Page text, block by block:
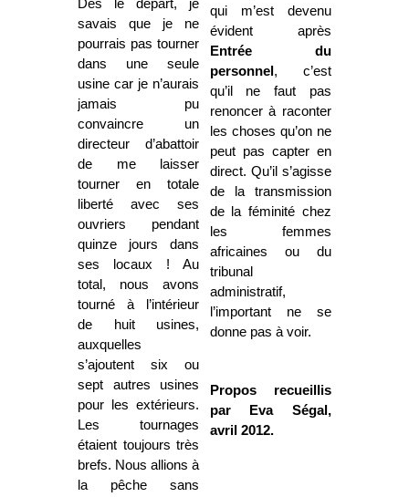
Dès le départ, je
savais que je ne
pourrais pas tourner
dans une seule
usine car je n’aurais
jamais pu
convaincre un
directeur d’abattoir
de me laisser
tourner en totale
liberté avec ses
ouvriers pendant
quinze jours dans
ses locaux ! Au
total, nous avons
tourné à l’intérieur
de huit usines,
auxquelles
s’ajoutent six ou
sept autres usines
pour les extérieurs.
Les tournages
étaient toujours très
brefs. Nous allions à
la pêche sans
qui m’est devenu
évident après
Entrée du
personnel , c’est
qu’il ne faut pas
renoncer à raconter
les choses qu’on ne
peut pas capter en
direct. Qu’il s’agisse
de la transmission
de la féminité chez
les femmes
africaines ou du
tribunal
administratif,
l’important ne se
donne pas à voir.
Propos recueillis
par Eva Ségal,
avril 2012.